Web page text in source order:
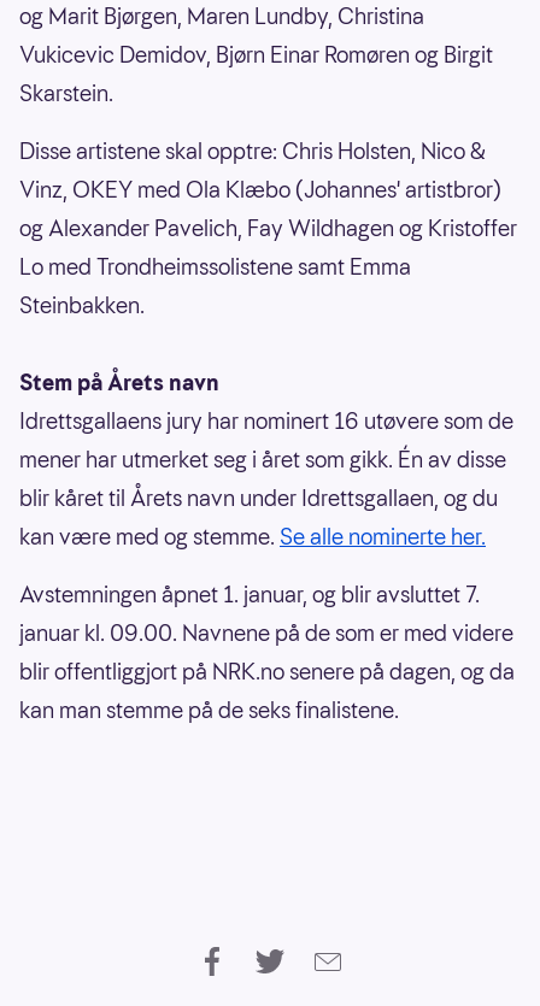
og Marit Bjørgen, Maren Lundby, Christina
Vukicevic Demidov, Bjørn Einar Romøren og Birgit
Skarstein.
Disse artistene skal opptre: Chris Holsten, Nico &
Vinz, OKEY med Ola Klæbo (Johannes' artistbror)
og Alexander Pavelich, Fay Wildhagen og Kristoffer
Lo med Trondheimssolistene samt Emma
Steinbakken.
Stem på Årets navn
Idrettsgallaens jury har nominert 16 utøvere som de
mener har utmerket seg i året som gikk. Én av disse
blir kåret til Årets navn under Idrettsgallaen, og du
kan være med og stemme. Se alle nominerte her.
Avstemningen åpnet 1. januar, og blir avsluttet 7.
januar kl. 09.00. Navnene på de som er med videre
blir offentliggjort på NRK.no senere på dagen, og da
kan man stemme på de seks finalistene.